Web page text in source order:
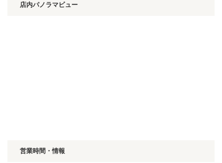
店内パノラマビュー
営業時間・情報